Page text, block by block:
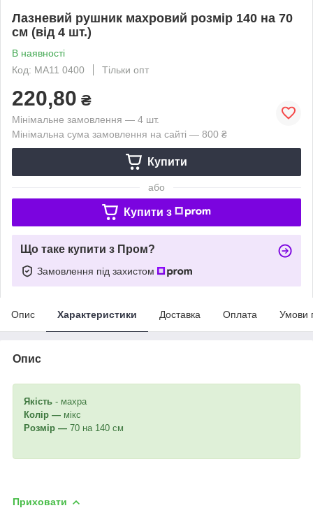
Лазневий рушник махровий розмір 140 на 70
см (від 4 шт.)
В наявності
Код: MA11 0400
Тільки опт
220,80 ₴
Мінімальне замовлення — 4 шт.
Мінімальна сума замовлення на сайті — 800 ₴
Купити
або
Купити з
Що таке купити з Пром?
Замовлення під захистом
Опис Характеристики Доставка Оплата Умови
Опис
Якість - махра
Колір — мікс
Розмір — 70 на 140 см
Приховати